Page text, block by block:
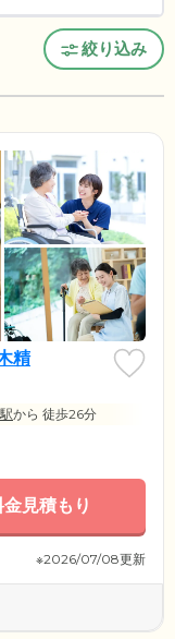
絞り込み
精
から 徒歩26分
金見積もり
※2026/07/08更新